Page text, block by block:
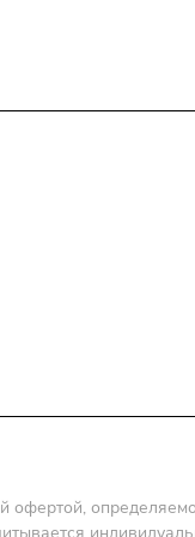
офертой,